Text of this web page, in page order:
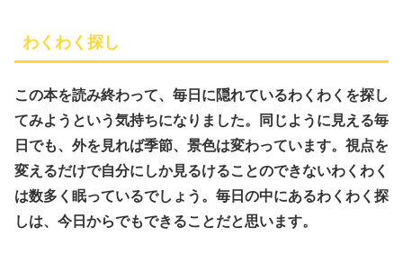
わくわく探し
この本を読み終わって、毎日に隠れているわくわくを探し
てみようという気持ちになりました。同じように見える毎
日でも、外を見れば季節、景色は変わっています。視点を
変えるだけで自分にしか見るけることのできないわくわく
は数多く眠っているでしょう。毎日の中にあるわくわく探
しは、今日からでもできることだと思います。